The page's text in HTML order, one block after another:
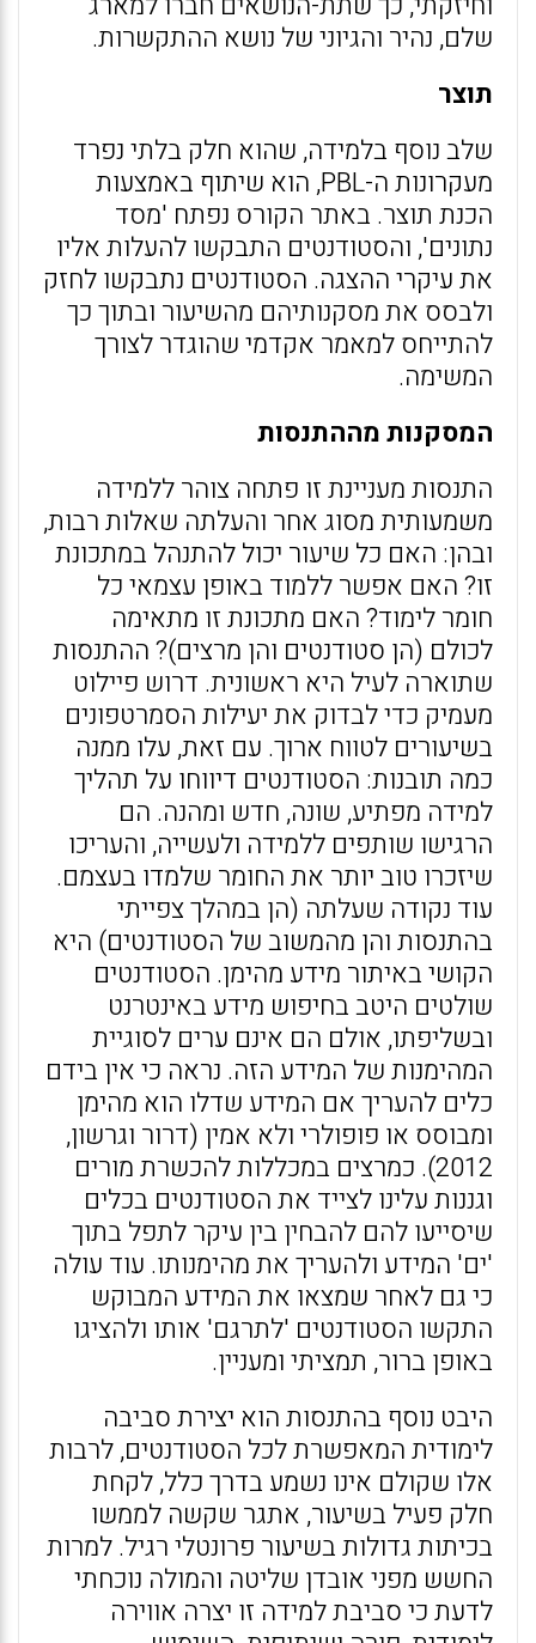
שלם, נהיר והגיוני של נושא ההתקשרות.
תוצר
שלב נוסף בלמידה, שהוא חלק בלתי נפרד
מעקרונות ה-PBL, הוא שיתוף באמצעות
הכנת תוצר. באתר הקורס נפתח 'מסד
נתונים', והסטודנטים התבקשו להעלות אליו
את עיקרי ההצגה. הסטודנטים נתבקשו לחזק
ולבסס את מסקנותיהם מהשיעור ובתוך כך
להתייחס למאמר אקדמי שהוגדר לצורך
המשימה.
המסקנות מההתנסות
התנסות מעניינת זו פתחה צוהר ללמידה
משמעותית מסוג אחר והעלתה שאלות רבות,
ובהן: האם כל שיעור יכול להתנהל במתכונת
זו? האם אפשר ללמוד באופן עצמאי כל
חומר לימוד? האם מתכונת זו מתאימה
לכולם (הן סטודנטים והן מרצים)? ההתנסות
שתוארה לעיל היא ראשונית. דרוש פיילוט
מעמיק כדי לבדוק את יעילות הסמרטפונים
בשיעורים לטווח ארוך. עם זאת, עלו ממנה
כמה תובנות: הסטודנטים דיווחו על תהליך
למידה מפתיע, שונה, חדש ומהנה. הם
הרגישו שותפים ללמידה ולעשייה, והעריכו
שיזכרו טוב יותר את החומר שלמדו בעצמם.
עוד נקודה שעלתה (הן במהלך צפייתי
בהתנסות והן מהמשוב של הסטודנטים) היא
הקושי באיתור מידע מהימן. הסטודנטים
שולטים היטב בחיפוש מידע באינטרנט
ובשליפתו, אולם הם אינם ערים לסוגיית
המהימנות של המידע הזה. נראה כי אין בידם
כלים להעריך אם המידע שדלו הוא מהימן
ומבוסס או פופולרי ולא אמין (דרור וגרשון,
2012). כמרצים במכללות להכשרת מורים
וגננות עלינו לצייד את הסטודנטים בכלים
שיסייעו להם להבחין בין עיקר לתפל בתוך
'ים' המידע ולהעריך את מהימנותו. עוד עולה
כי גם לאחר שמצאו את המידע המבוקש
התקשו הסטודנטים 'לתרגם' אותו ולהציגו
באופן ברור, תמציתי ומעניין.
היבט נוסף בהתנסות הוא יצירת סביבה
לימודית המאפשרת לכל הסטודנטים, לרבות
אלו שקולם אינו נשמע בדרך כלל, לקחת
חלק פעיל בשיעור, אתגר שקשה לממשו
בכיתות גדולות בשיעור פרונטלי רגיל. למרות
החשש מפני אובדן שליטה והמולה נוכחתי
לדעת כי סביבת למידה זו יצרה אווירה